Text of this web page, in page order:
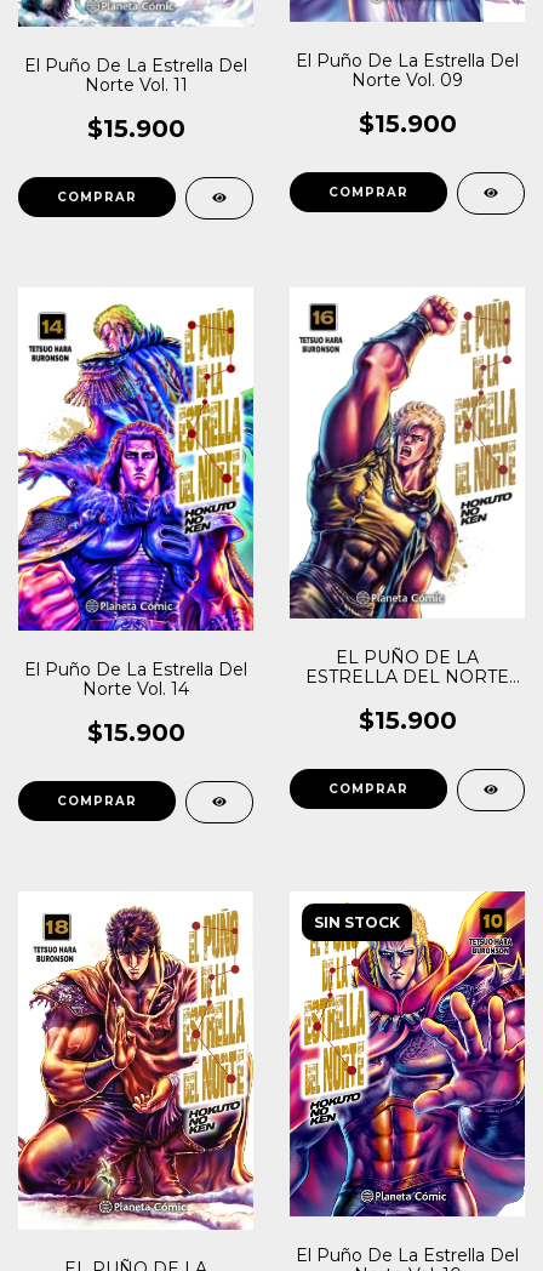
El Puño De La Estrella Del
Norte Vol. 11
$15.900
El Puño De La Estrella Del
Norte Vol. 09
$15.900
El Puño De La Estrella Del
Norte Vol. 14
$15.900
EL PUÑO DE LA
ESTRELLA DEL NORTE
$15.900
SIN STOCK
El Puño De La Estrella Del